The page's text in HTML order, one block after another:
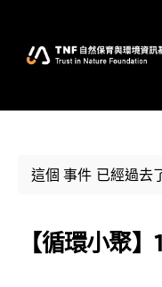
這個 事件 已經過去
【循環小聚